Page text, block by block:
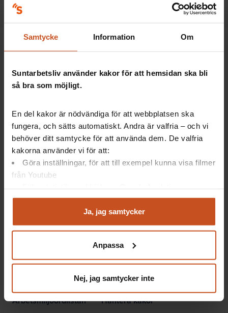
Samtycke Information Om
Suntarbetsliv använder kakor för att hemsidan ska bli
så bra som möjligt.
En del kakor är nödvändiga för att webbplatsen ska
fungera, och sätts automatiskt. Andra är valfria – och vi
behöver ditt samtycke för att använda dem. De valfria
kakorna använder vi för att:
Göra inställningar, för att till exempel kunna visa filmer
från Youtube
Analysera trafik för att kunna visa riktad information
Du kan när som helst återta ditt godkännande genom att
integritet@suntarbetsliv.se.
Ja, jag samtycker
Anpassa
Nej, jag samtycker inte
Suntarbetsliv ger dig inspiration och verktyg
FacebookLinkedInInstagramYouTube
Vårt utbud
Mina sidor
Webbinarier och event
Arbetsmiljöordlistan
Om oss
Lediga tjänster
Nyhetsbrev
Integritetspolicy
Hantera kakor